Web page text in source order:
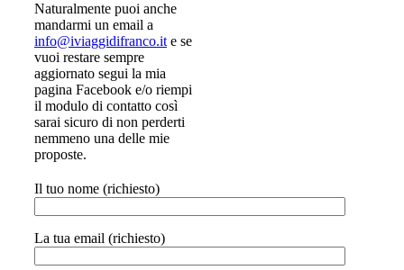
Naturalmente puoi anche
mandarmi un email a
info@iviaggidifranco.it e se
vuoi restare sempre
aggiornato segui la mia
pagina Facebook e/o riempi
il modulo di contatto così
sarai sicuro di non perderti
nemmeno una delle mie
proposte.
Il tuo nome (richiesto)
La tua email (richiesto)